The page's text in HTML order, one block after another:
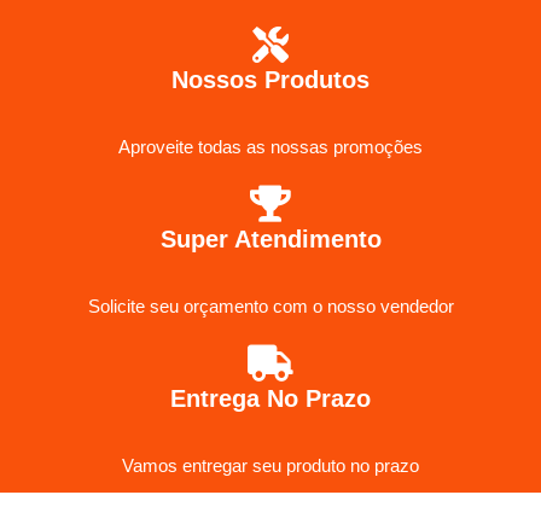
Nossos Produtos
Aproveite todas as nossas promoções
Super Atendimento
Solicite seu orçamento com o nosso vendedor
Entrega No Prazo
Vamos entregar seu produto no prazo